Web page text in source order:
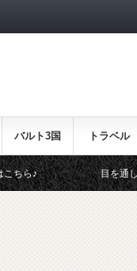
バルト3国 トラベル
目を通しておきた